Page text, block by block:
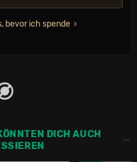
bevor ich spende
DICH AUCH